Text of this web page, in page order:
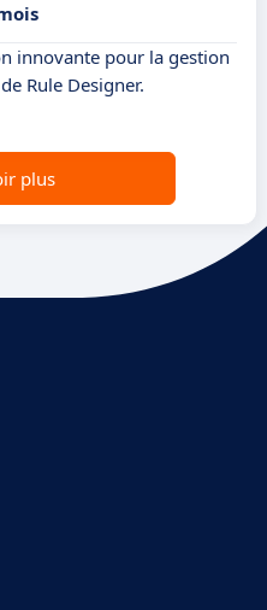
innovante pour la gestion
Rule Designer.
plus